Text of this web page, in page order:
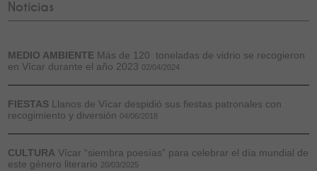
Noticias
MEDIO AMBIENTE Más de 120 toneladas de vidrio se recogieron
en Vícar durante el año 2023 02/04/2024
FIESTAS Llanos de Vícar despidió sus fiestas patronales con
recogimiento y diversión 04/06/2018
CULTURA Vícar “siembra poesías” para celebrar el día mundial de
este género literario 20/03/2025